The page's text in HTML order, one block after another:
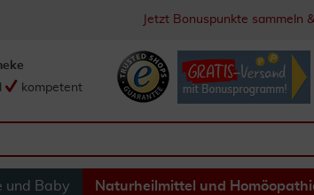
Jetzt Bonuspunkte sammeln
kompetent
und Baby Naturheilmittel und